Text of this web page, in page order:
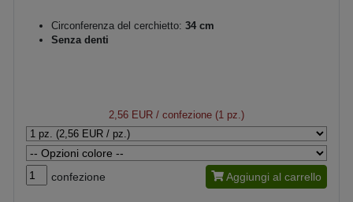
Circonferenza del cerchietto: 34 cm
Senza denti
2,56 EUR / confezione (1 pz.)
confezione Aggiungi al carrello